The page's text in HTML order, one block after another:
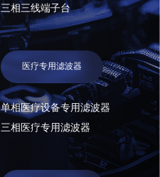
三相三线端子台
医疗专用滤波器
单相医疗设备专用滤波器
三相医疗专用滤波器